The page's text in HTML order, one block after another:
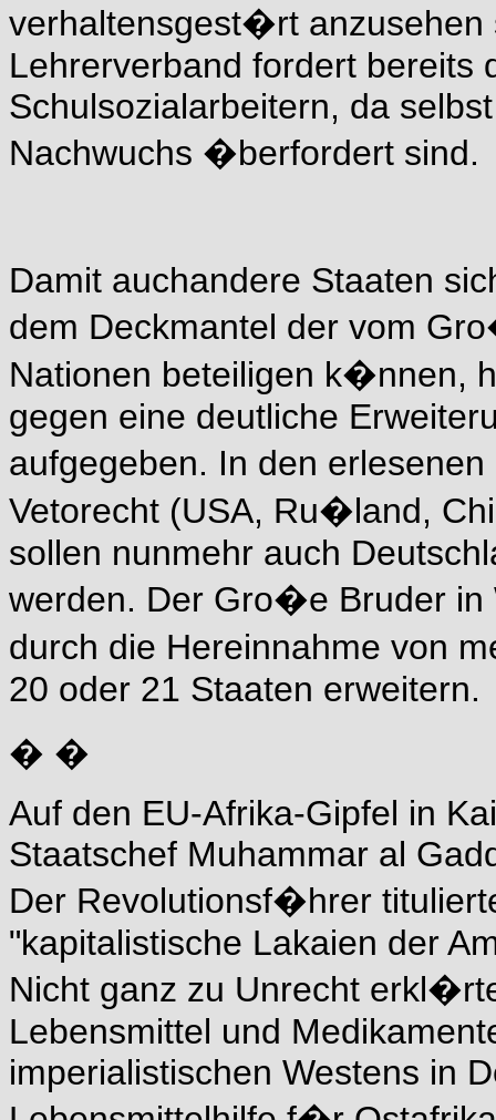
verhaltensgest�rt
Lehrerverband fordert bereits
Schulsozialarbeitern, da
Nachwuchs �berfordert sind.
Damit auchandere Staaten
dem Deckmantel der vom
Nationen beteiligen k�nnen,
gegen eine deutliche
aufgegeben. In den
Vetorecht (USA, Ru�land,
sollen nunmehr auch
werden. Der Gro�e Bruder in
durch die Hereinnahme von
20 oder 21 Staaten erweitern.
� �
Auf den EU-Afrika-Gipfel in
Staatschef Muhammar al
Der Revolutionsf�hrer
"kapitalistische Lakaien der
Nicht ganz zu Unrecht
Lebensmittel und
imperialistischen Westens in